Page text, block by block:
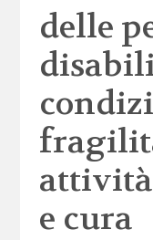
delle
attività
e cura